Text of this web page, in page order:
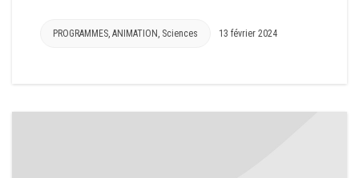
PROGRAMMES, ANIMATION, Sciences 13 février 2024